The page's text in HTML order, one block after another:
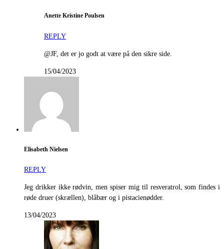
Anette Kristine Poulsen
REPLY
@JF, det er jo godt at være på den sikre side.
15/04/2023
Elisabeth Nielsen
REPLY
Jeg drikker ikke rødvin, men spiser mig til resveratrol, som findes i
røde druer (skrællen), blåbær og i pistacienødder.
13/04/2023